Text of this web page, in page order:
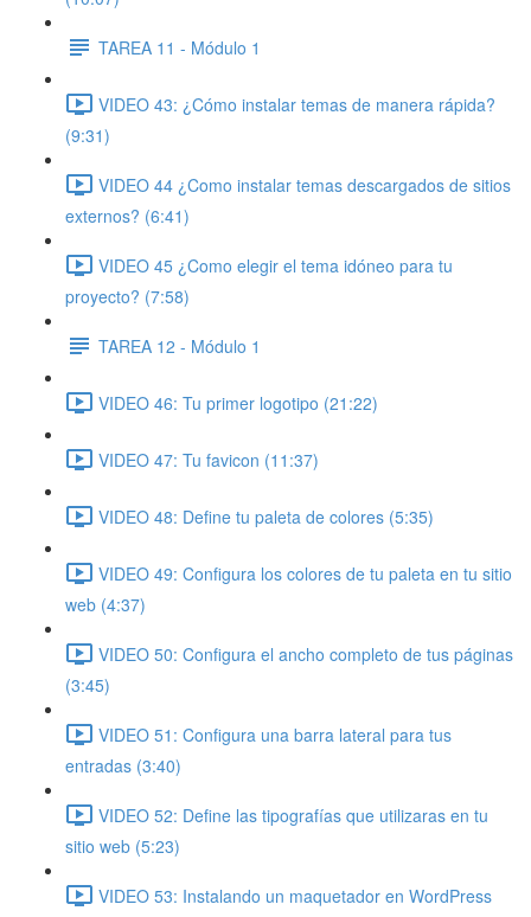
TAREA 11 - Módulo 1
VIDEO 43: ¿Cómo instalar temas de manera rápida?
(9:31)
VIDEO 44 ¿Como instalar temas descargados de sitios
externos? (6:41)
VIDEO 45 ¿Como elegir el tema idóneo para tu
proyecto? (7:58)
TAREA 12 - Módulo 1
VIDEO 46: Tu primer logotipo (21:22)
VIDEO 47: Tu favicon (11:37)
VIDEO 48: Define tu paleta de colores (5:35)
VIDEO 49: Configura los colores de tu paleta en tu sitio
web (4:37)
VIDEO 50: Configura el ancho completo de tus páginas
(3:45)
VIDEO 51: Configura una barra lateral para tus
entradas (3:40)
VIDEO 52: Define las tipografías que utilizaras en tu
sitio web (5:23)
VIDEO 53: Instalando un maquetador en WordPress